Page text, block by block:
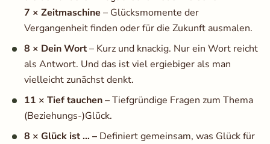
7 × Zeitmaschine – Glücksmomente der
Vergangenheit finden oder für die Zukunft ausmalen.
8 × Dein Wort– Kurz und knackig. Nur ein Wort reicht
als Antwort. Und das ist viel ergiebiger als man
vielleicht zunächst denkt.
11 × Tief tauchen– Tiefgründige Fragen zum Thema
(Beziehungs-)Glück.
8 × Glück ist … – Definiert gemeinsam, was Glück für